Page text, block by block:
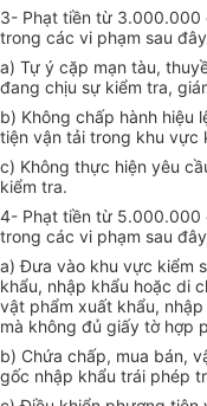
3- Phạt tiền từ
trong các vi phạm sau
a) Tự ý cặp mạn tàu,
đang chịu sự kiểm tra,
b) Không chấp hành hiệu
tiện vận tải trong khu vực
c) Không thực hiện yêu
kiểm tra.
4- Phạt tiền từ 5.000.000
trong các vi phạm sau
a) Đưa vào khu vực kiểm
khẩu, nhập khẩu hoặc di
vật phẩm xuất khẩu,
mà không đủ giấy tờ hợp
b) Chứa chấp, mua bán,
gốc nhập khẩu trái phép